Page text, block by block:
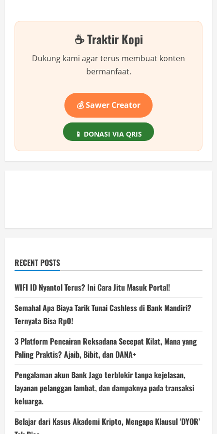
User
Administrator
Login
Windows
☕ Traktir Kopi
Dukung kami agar terus membuat konten
bermanfaat.
💰 Sawer Creator
📱 DONASI VIA QRIS
RECENT POSTS
WIFI ID Nyantol Terus? Ini Cara Jitu Masuk Portal!
Semahal Apa Biaya Tarik Tunai Cashless di Bank Mandiri?
Ternyata Bisa Rp0!
3 Platform Pencairan Reksadana Secepat Kilat, Mana yang
Paling Praktis? Ajaib, Bibit, dan DANA+
Pengalaman akun Bank Jago terblokir tanpa kejelasan,
layanan pelanggan lambat, dan dampaknya pada transaksi
keluarga.
Belajar dari Kasus Akademi Kripto, Mengapa Klausul ‘DYOR’